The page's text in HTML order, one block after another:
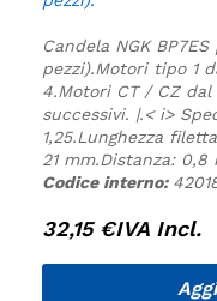
Candela NGK
pezzi).Motori tipo 1
4.Motori CT / CZ dal
successivi. |.< i>
1,25.Lunghezza
21 mm.Distanza: 0,8
Codice interno:
32,15 €IVA Incl.